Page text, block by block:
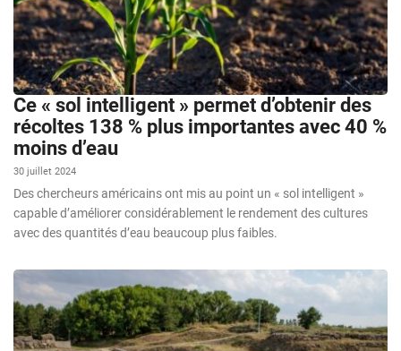
Ce « sol intelligent » permet d’obtenir des
récoltes 138 % plus importantes avec 40 %
moins d’eau
30 juillet 2024
Des chercheurs américains ont mis au point un « sol intelligent »
capable d’améliorer considérablement le rendement des cultures
avec des quantités d’eau beaucoup plus faibles.